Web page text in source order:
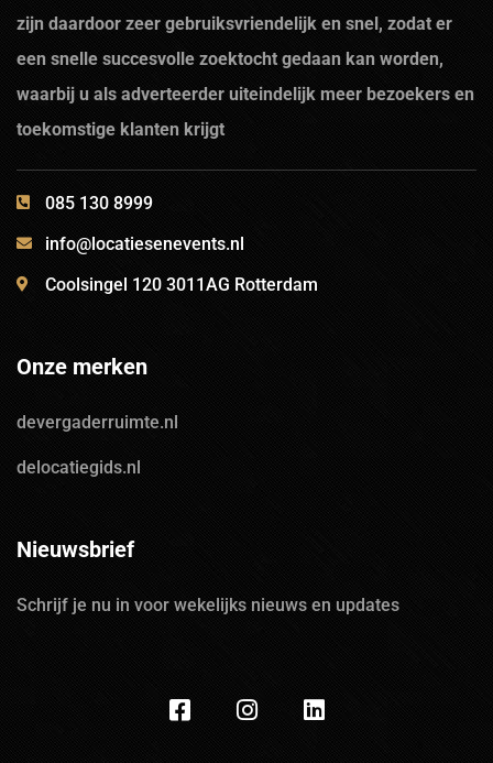
zijn daardoor zeer gebruiksvriendelijk en snel, zodat er
een snelle succesvolle zoektocht gedaan kan worden,
waarbij u als adverteerder uiteindelijk meer bezoekers en
toekomstige klanten krijgt
085 130 8999
info@locatiesenevents.nl
Coolsingel 120 3011AG Rotterdam
Onze merken
devergaderruimte.nl
delocatiegids.nl
Nieuwsbrief
Schrijf je nu in voor wekelijks nieuws en updates